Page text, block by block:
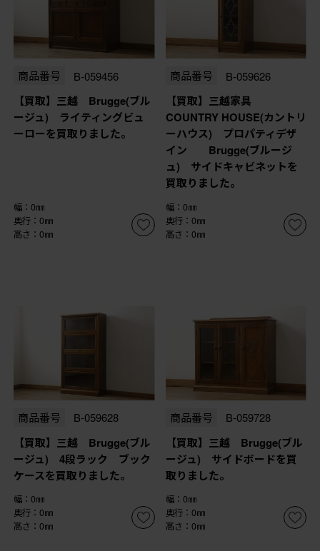
商品番号 B-059456
【買取】三越 Brugge(ブル
ージュ) ライティングビュ
ーローを買取りました。
幅：0㎜
奥行：0㎜
高さ：0㎜
商品番号 B-059626
【買取】三越家具
COUNTRY HOUSE(カントリ
ーハウス) プロパティデザ
イン Brugge(ブルージ
ュ) サイドキャビネットを
買取りました。
幅：0㎜
奥行：0㎜
高さ：0㎜
商品番号 B-059628
【買取】三越 Brugge(ブル
ージュ) 4段ラック ブック
ケースを買取りました。
幅：0㎜
奥行：0㎜
高さ：0㎜
商品番号 B-059728
【買取】三越 Brugge(ブル
ージュ) サイドボードを買
取りました。
幅：0㎜
奥行：0㎜
高さ：0㎜